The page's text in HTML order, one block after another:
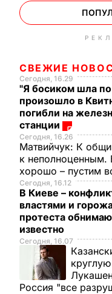
СВЕЖИЕ
Сегодня, 16.29
"Я босиком шла
произошло в
погибли на
станции
Сегодня, 16.26
Матвийчук: К
к неполноценным.
хорошо – пустим
Сегодня, 16.12
В Киеве –
властями и
протеста
известно
Сегодня, 16.07
Россия "все